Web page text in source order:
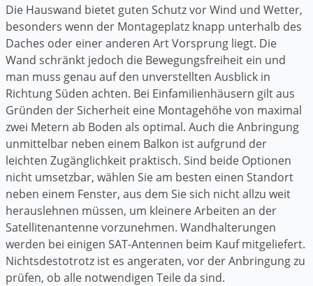
Die Hauswand bietet guten Schutz vor Wind und Wetter,
besonders wenn der Montageplatz knapp unterhalb des
Daches oder einer anderen Art Vorsprung liegt. Die
Wand schränkt jedoch die Bewegungsfreiheit ein und
man muss genau auf den unverstellten Ausblick in
Richtung Süden achten. Bei Einfamilienhäusern gilt aus
Gründen der Sicherheit eine Montagehöhe von maximal
zwei Metern ab Boden als optimal. Auch die Anbringung
unmittelbar neben einem Balkon ist aufgrund der
leichten Zugänglichkeit praktisch. Sind beide Optionen
nicht umsetzbar, wählen Sie am besten einen Standort
neben einem Fenster, aus dem Sie sich nicht allzu weit
herauslehnen müssen, um kleinere Arbeiten an der
Satellitenantenne vorzunehmen. Wandhalterungen
werden bei einigen SAT-Antennen beim Kauf mitgeliefert.
Nichtsdestotrotz ist es angeraten, vor der Anbringung zu
prüfen, ob alle notwendigen Teile da sind.